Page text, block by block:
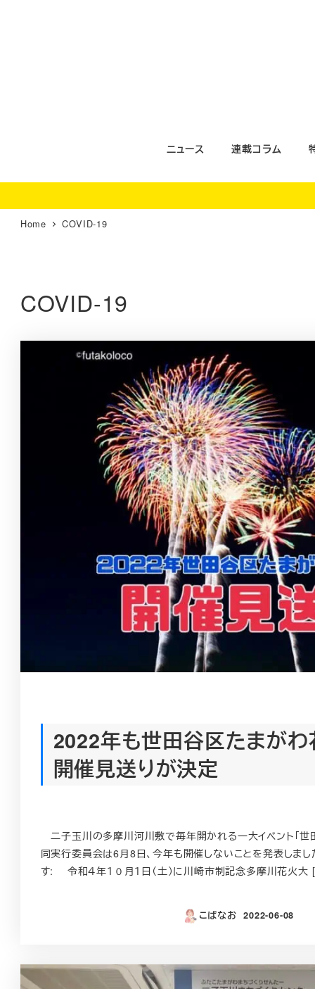
移
動
ニュース 連載コラム
Home COVID-19
COVID-19
2022年も世田谷区たまが
開催見送りが決定
二子玉川の多摩川河川敷で毎年開かれる一大イベント「世
同実行委員会は6月8日、今年も開催しないことを発表しま
す: 令和４年１０月１日（土）に川崎市制記念多摩川花火
こばなお
投稿日
2022-06-08